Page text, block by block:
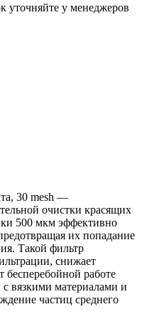
уточняйте у менеджеров
30 mesh —
очистки красящих
500 мкм эффективно
их попадание
Такой фильтр
снижает
бесперебойной работе
вязкими материалами и
частиц среднего